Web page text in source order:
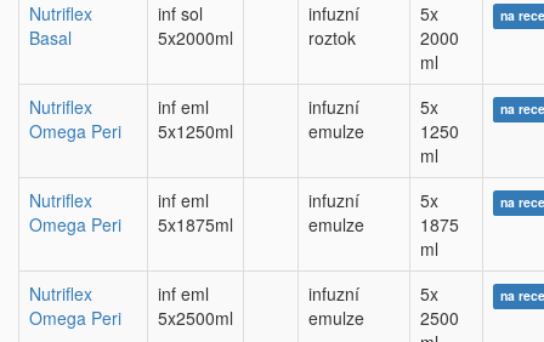
Nutriflex
Basal
inf sol
5x2000ml
infuzní
roztok
5x
2000
ml
na
Nutriflex
Omega Peri
inf eml
5x1250ml
infuzní
emulze
5x
1250
ml
na
Nutriflex
Omega Peri
inf eml
5x1875ml
infuzní
emulze
5x
1875
ml
na
Nutriflex
Omega Peri
inf eml
5x2500ml
infuzní
emulze
5x
2500
na